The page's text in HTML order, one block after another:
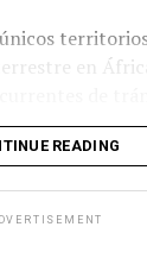
en
READING